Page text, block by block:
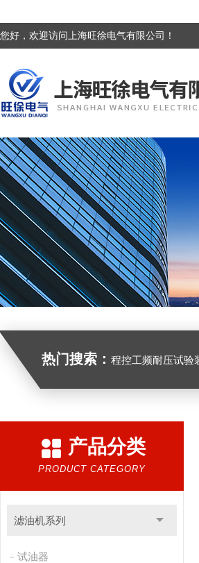
您好，欢迎访问上海旺徐电气有限公司！
热门搜索： 程控工频耐压试验装置、智能工频耐压试验装置、
产品分类
PRODUCT CATEGORY
滤油机系列
试油器